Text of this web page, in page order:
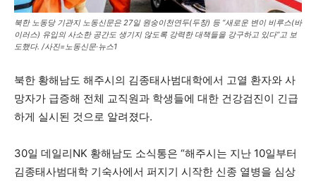
북한 노동당 기관지 노동신문은 27일 원숭이천연두(두창) 등 “새로운 변이 비루스(바
이러스) 유입의 사소한 공간도 생기지 않도록 강력한 대책들을 강구하고 있다”고 보
도했다. /사진=노동신문·뉴스1
북한 황해남도 해주시의 김종태사범대학에서 고열 환자와 사
망자가 급증해 전체 교직원과 학생들에 대한 건강검진이 긴급
하게 실시된 것으로 알려졌다.
30일 데일리NK 황해남도 소식통은 “해주시는 지난 10일부터
김종태사범대학 기숙사에서 퍼지기 시작한 신종 열병을 심상